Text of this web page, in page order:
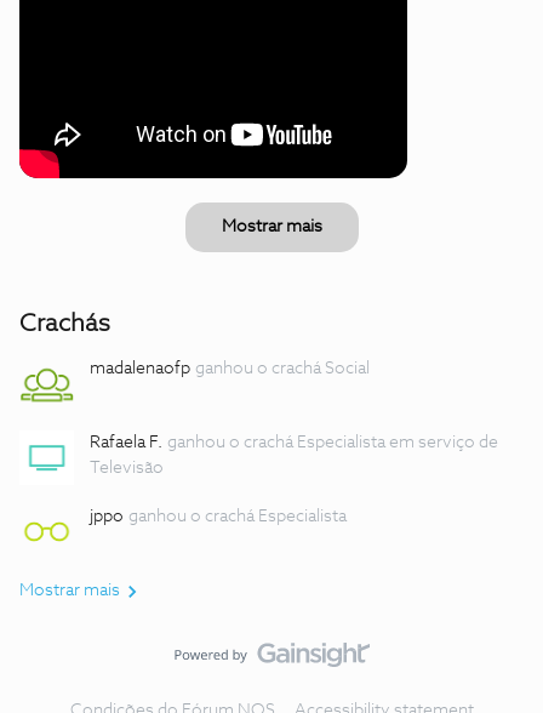
Mostrar mais
Crachás
madalenaofp ganhou o crachá Social
Rafaela F. ganhou o crachá Especialista em serviço de
Televisão
jppo ganhou o crachá Especialista
Mostrar mais